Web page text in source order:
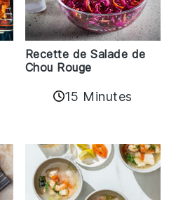
Recette de Salade de
Chou Rouge
15 Minutes